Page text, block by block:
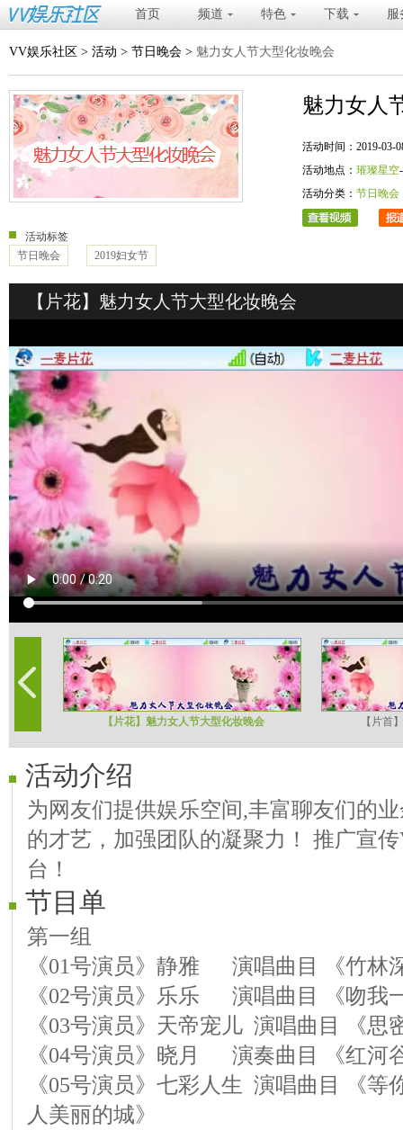
首页 频道 特色 下载 服
VV娱乐社区 > 活动 > 节日晚会 > 魅力女人节大型化妆晚会
魅力女人
活动时间：2019-03-
活动地点： 璀璨星空
活动分类： 节日晚会
活动标签
节日晚会
2019妇女节
【片花】魅力女人节大型化妆晚会
【片花】魅力女人节大型化妆晚会 【片首
活动介绍
为网友们提供娱乐空间,丰富聊友们的
的才艺，加强团队的凝聚力！ 推广宣
台！
节目单
第一组
《01号演员》静雅 演唱曲目 《竹林
《02号演员》乐乐 演唱曲目 《吻我
《03号演员》天帝宠儿 演唱曲目 《思
《04号演员》晓月 演奏曲目 《红河
《05号演员》七彩人生 演唱曲目 《等
人美丽的城》